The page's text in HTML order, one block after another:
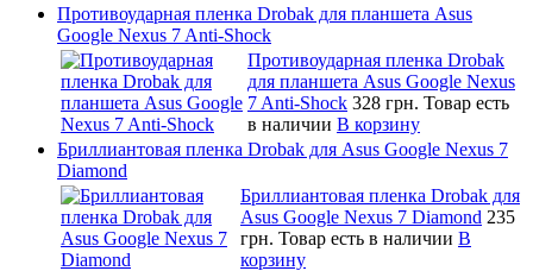
Противоударная пленка Drobak для планшета Asus
Google Nexus 7 Anti-Shock
Противоударная пленка Drobak
для планшета Asus Google Nexus
7 Anti-Shock 328 грн. Товар есть
в наличии В корзину
Бриллиантовая пленка Drobak для Asus Google Nexus 7
Diamond
Бриллиантовая пленка Drobak для
Asus Google Nexus 7 Diamond 235
грн. Товар есть в наличии В
корзину